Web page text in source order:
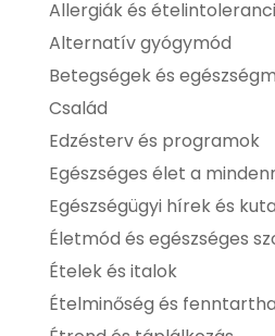
Allergiák és
Alternatív gyógymód
Betegségek és
Család
Edzésterv és programok
Egészséges élet a
Egészségügyi hírek és
Életmód és egészséges
Ételek és italok
Ételminőség és